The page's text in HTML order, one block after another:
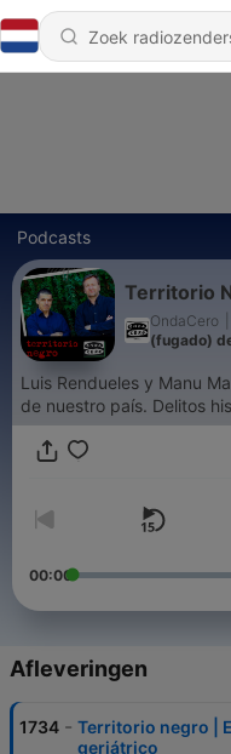
Podcasts
Territorio
OndaCero
(fugado)
Luis Rendueles y Manu
de nuestro país. Delitos
00:00
Afleveringen
1734 - Territorio negro |
geriátrico